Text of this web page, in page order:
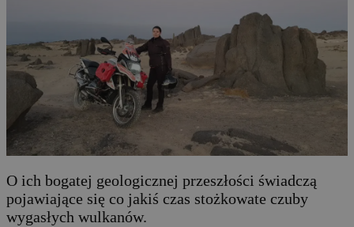
O ich bogatej geologicznej przeszłości świadczą
pojawiające się co jakiś czas stożkowate czuby
wygasłych wulkanów.